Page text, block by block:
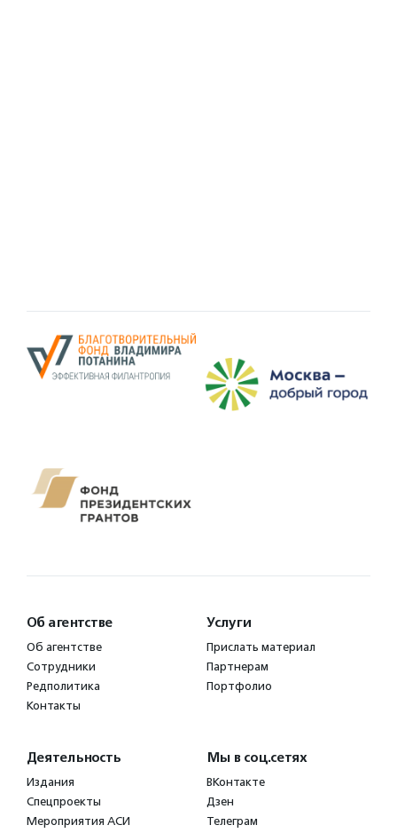
Об агентстве
Об агентстве
Сотрудники
Редполитика
Контакты
Услуги
Прислать материал
Партнерам
Портфолио
Деятельность
Издания
Спецпроекты
Мероприятия АСИ
Мы в соц.сетях
ВКонтакте
Дзен
Телеграм